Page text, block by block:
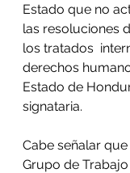
Estado que no
las resoluciones
los tratados
derechos
Estado de
signataria.
Cabe señalar
Grupo de